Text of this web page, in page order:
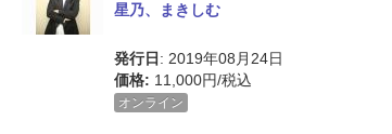
星乃、まきしむ
発行日 : 2019年08月24日
価格: 11,000円/税込
オンライン